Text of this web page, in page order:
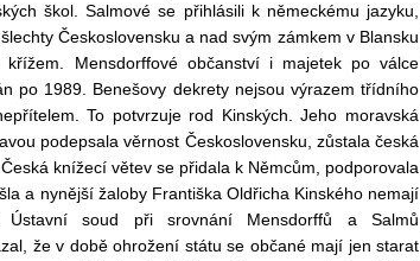
škol. Salmové se přihlásili k německému jazyku,
Československu a nad svým zámkem v Blansku
Mensdorffové občanství i majetek po válce
po 1989. Benešovy dekrety nejsou výrazem třídního
To potvrzuje rod Kinských. Jeho moravská
podepsala věrnost Československu, zůstala česká
knížecí větev se přidala k Němcům, podporovala
a nynější žaloby Františka Oldřicha Kinského nemají
Ústavní soud při srovnání Mensdorffů a Salmů
že v době ohrožení státu se občané mají jen starat